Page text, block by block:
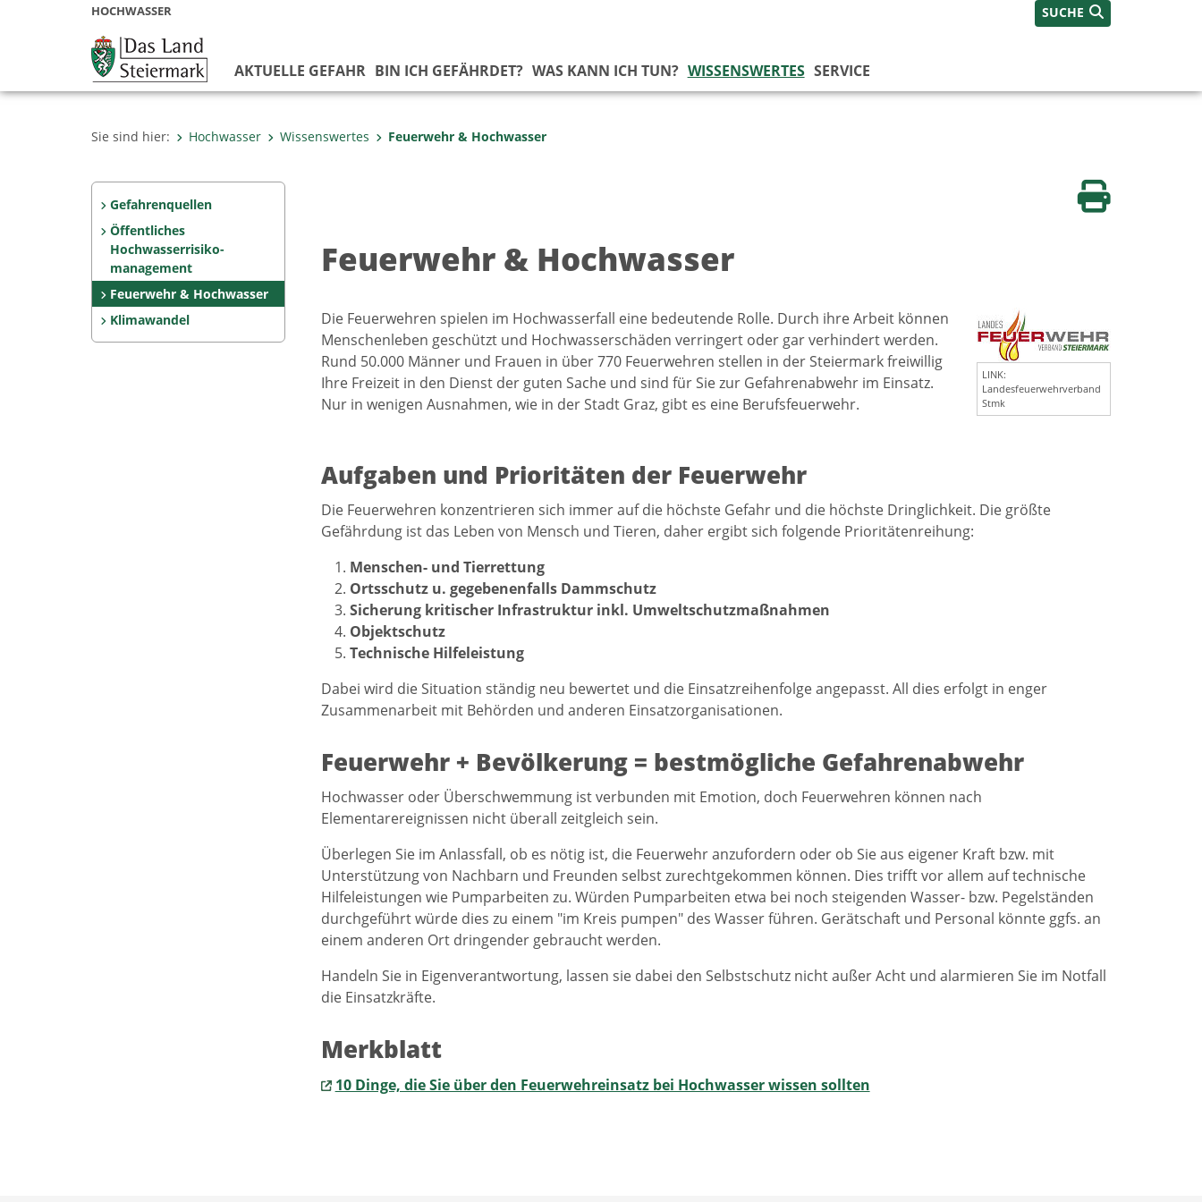
HOCHWASSER SUCHE
AKTUELLE GEFAHR BIN ICH GEFÄHRDET? WAS KANN ICH TUN? WISSENSWERTES SERVICE
Sie sind hier: Hochwasser Wissenswertes Feuerwehr & Hochwasser
Gefahrenquellen
Öffentliches
Hochwasserrisiko-
management
Feuerwehr & Hochwasser
Klimawandel
Seite drucken
Feuerwehr & Hochwasser
LINK:
Landesfeuerwehrverband
Stmk
Die Feuerwehren spielen im Hochwasserfall eine bedeutende Rolle. Durch ihre Arbeit können
Menschenleben geschützt und Hochwasserschäden verringert oder gar verhindert werden.
Rund 50.000 Männer und Frauen in über 770 Feuerwehren stellen in der Steiermark freiwillig
Ihre Freizeit in den Dienst der guten Sache und sind für Sie zur Gefahrenabwehr im Einsatz.
Nur in wenigen Ausnahmen, wie in der Stadt Graz, gibt es eine Berufsfeuerwehr.
Aufgaben und Prioritäten der Feuerwehr
Die Feuerwehren konzentrieren sich immer auf die höchste Gefahr und die höchste Dringlichkeit. Die größte
Gefährdung ist das Leben von Mensch und Tieren, daher ergibt sich folgende Prioritätenreihung:
Menschen- und Tierrettung
Ortsschutz u. gegebenenfalls Dammschutz
Sicherung kritischer Infrastruktur inkl. Umweltschutzmaßnahmen
Objektschutz
Technische Hilfeleistung
Dabei wird die Situation ständig neu bewertet und die Einsatzreihenfolge angepasst. All dies erfolgt in enger
Zusammenarbeit mit Behörden und anderen Einsatzorganisationen.
Feuerwehr + Bevölkerung = bestmögliche Gefahrenabwehr
Hochwasser oder Überschwemmung ist verbunden mit Emotion, doch Feuerwehren können nach
Elementarereignissen nicht überall zeitgleich sein.
Überlegen Sie im Anlassfall, ob es nötig ist, die Feuerwehr anzufordern oder ob Sie aus eigener Kraft bzw. mit
Unterstützung von Nachbarn und Freunden selbst zurechtgekommen können. Dies trifft vor allem auf technische
Hilfeleistungen wie Pumparbeiten zu. Würden Pumparbeiten etwa bei noch steigenden Wasser- bzw. Pegelständen
durchgeführt würde dies zu einem "im Kreis pumpen" des Wasser führen. Gerätschaft und Personal könnte ggfs. an
einem anderen Ort dringender gebraucht werden.
Handeln Sie in Eigenverantwortung, lassen sie dabei den Selbstschutz nicht außer Acht und alarmieren Sie im Notfall
die Einsatzkräfte.
Merkblatt
10 Dinge, die Sie über den Feuerwehreinsatz bei Hochwasser wissen sollten